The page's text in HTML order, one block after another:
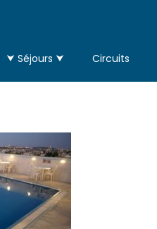
⮟ Séjours ⮟ Circuits